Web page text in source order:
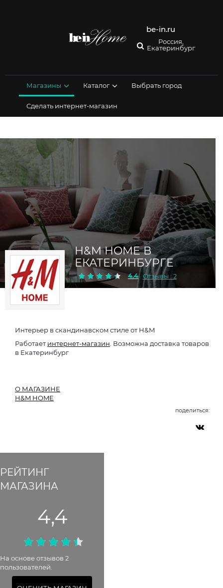
be-in.ru
Россия,
Екатеринбург
Магазины Каталог Выбрать город
Сделать интернет-магазин
H&M HOME В
ЕКАТЕРИНБУРГЕ
4.4 Отзывы : 2
РЕЙТИНГ
МАГАЗИНА
4,4
На основе отзывов 2
пользователей.
Интерьер в скандинавском стиле от H&M
Работаетинтернет-магазин . Возможна доставка товаров
в Екатеринбург
О МАГАЗИНЕ
H&M HOME
поделиться: